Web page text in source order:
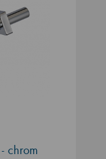
chrom